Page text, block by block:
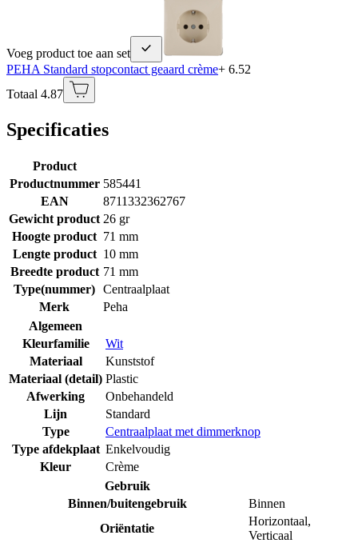
Voeg product toe aan set
PEHA Standard stopcontact geaard crème+ 6.52
Totaal 4.87
Specificaties
Product
Productnummer 585441
EAN
8711332362767
Gewicht product 26 gr
Hoogte product 71 mm
Lengte product 10 mm
Breedte product 71 mm
Type(nummer) Centraalplaat
Merk
Peha
Algemeen
Kleurfamilie
Wit
Materiaal
Kunststof
Materiaal (detail) Plastic
Afwerking
Onbehandeld
Lijn
Standard
Type
Centraalplaat met dimmerknop
Type afdekplaat Enkelvoudig
Kleur
Crème
Gebruik
Binnen/buitengebruik
Binnen
Oriëntatie
Horizontaal,
Verticaal